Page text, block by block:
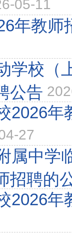
05-11
年教师
学校（
公告
2026
27
属中学
招聘的
2026